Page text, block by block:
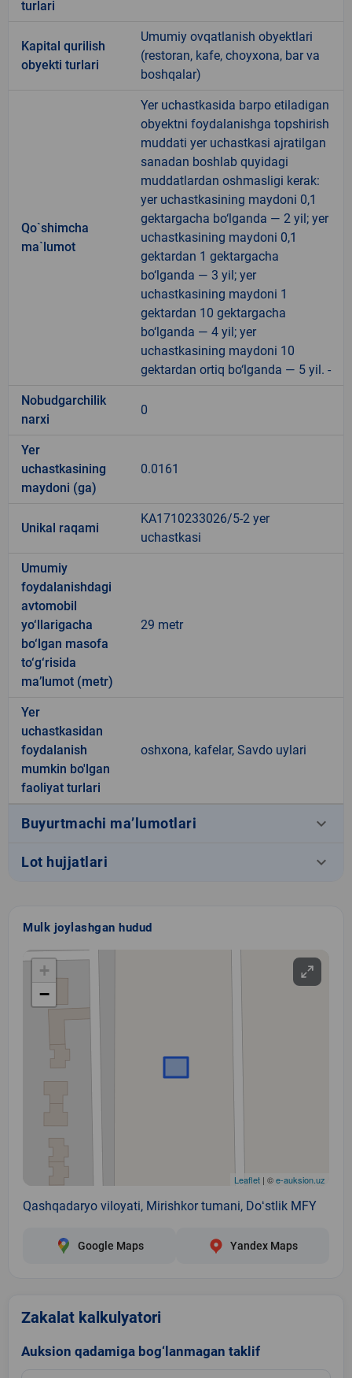
turlari
Kapital qurilish
obyekti turlari
Umumiy ovqatlanish obyektlari
(restoran, kafe, choyxona, bar va
boshqalar)
Qo`shimcha
ma`lumot
Yer uchastkasida barpo etiladigan
obyektni foydalanishga topshirish
muddati yer uchastkasi ajratilgan
sanadan boshlab quyidagi
muddatlardan oshmasligi kerak:
yer uchastkasining maydoni 0,1
gektargacha bo‘lganda — 2 yil; yer
uchastkasining maydoni 0,1
gektardan 1 gektargacha
bo‘lganda — 3 yil; yer
uchastkasining maydoni 1
gektardan 10 gektargacha
bo‘lganda — 4 yil; yer
uchastkasining maydoni 10
gektardan ortiq bo‘lganda — 5 yil. -
Nobudgarchilik
narxi
0
Yer
uchastkasining
maydoni (ga)
0.0161
Unikal raqami
KA1710233026/5-2 yer
uchastkasi
Umumiy
foydalanishdagi
avtomobil
yo‘llarigacha
bo‘lgan masofa
to‘g‘risida
ma’lumot (metr)
29 metr
Yer
uchastkasidan
foydalanish
mumkin bo'lgan
faoliyat turlari
oshxona, kafelar, Savdo uylari
Buyurtmachi ma’lumotlari keyboard_arrow_down
Lot hujjatlari keyboard_arrow_down
Mulk joylashgan hudud
+
−
Leaflet | ©e-auksion.uz
Qashqadaryo viloyati, Mirishkor tumani, Doʻstlik MFY
Google Maps Yandex Maps
Zakalat kalkulyatori
Auksion qadamiga bog‘lanmagan taklif